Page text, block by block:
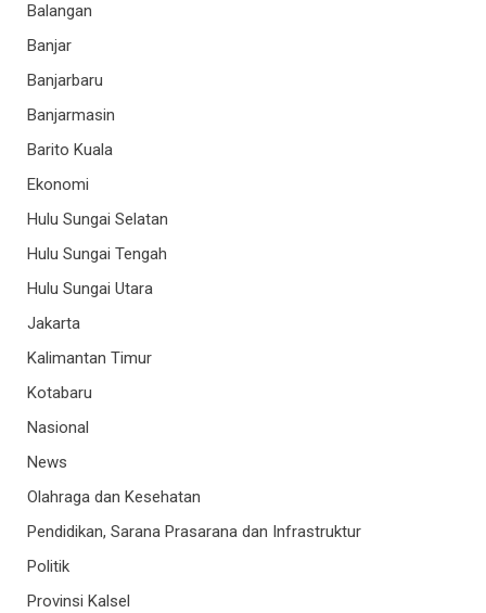
Balangan
Banjar
Banjarbaru
Banjarmasin
Barito Kuala
Ekonomi
Hulu Sungai Selatan
Hulu Sungai Tengah
Hulu Sungai Utara
Jakarta
Kalimantan Timur
Kotabaru
Nasional
News
Olahraga dan Kesehatan
Pendidikan, Sarana Prasarana dan Infrastruktur
Politik
Provinsi Kalsel